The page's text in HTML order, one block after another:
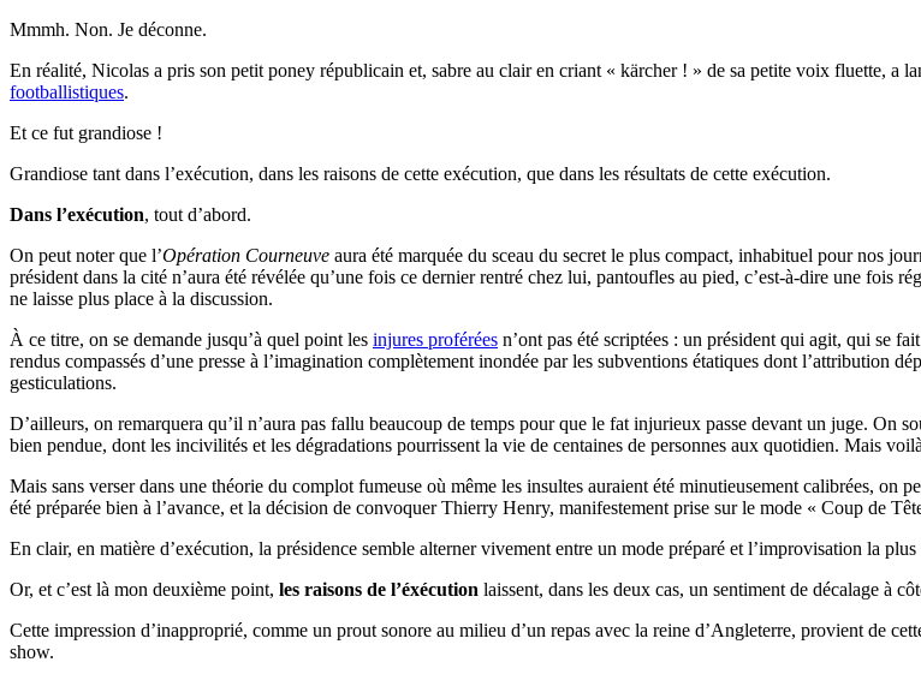
Mmmh. Non. Je déconne.
En réalité, Nicolas a pris son petit poney républicain et, sabre au clair en criant « kärcher ! » de sa petite voix fluette, a
footballistiques.
Et ce fut grandiose !
Grandiose tant dans l’exécution, dans les raisons de cette exécution, que dans les résultats de cette exécution.
Dans l’exécution, tout d’abord.
On peut noter que l’Opération Courneuve aura été marquée du sceau du secret le plus compact, inhabituel pour nos
président dans la cité n’aura été révélée qu’une fois ce dernier rentré chez lui, pantoufles au pied, c’est-à-dire une fois
ne laisse plus place à la discussion.
À ce titre, on se demande jusqu’à quel point les injures proférées n’ont pas été scriptées : un président qui agit, qui se
rendus compassés d’une presse à l’imagination complètement inondée par les subventions étatiques dont l’attribution
gesticulations.
D’ailleurs, on remarquera qu’il n’aura pas fallu beaucoup de temps pour que le fat injurieux passe devant un juge. On
bien pendue, dont les incivilités et les dégradations pourrissent la vie de centaines de personnes aux quotidien. Mais
Mais sans verser dans une théorie du complot fumeuse où même les insultes auraient été minutieusement calibrées, on
été préparée bien à l’avance, et la décision de convoquer Thierry Henry, manifestement prise sur le mode « Coup de
En clair, en matière d’exécution, la présidence semble alterner vivement entre un mode préparé et l’improvisation la
Or, et c’est là mon deuxième point, les raisons de l’éxécution laissent, dans les deux cas, un sentiment de décalage à
Cette impression d’inapproprié, comme un prout sonore au milieu d’un repas avec la reine d’Angleterre, provient de
show.